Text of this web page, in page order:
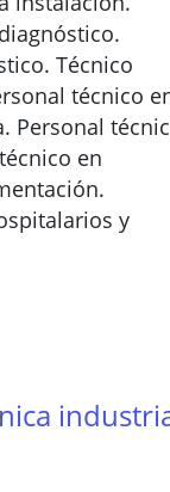
Técnico
técnico
Personal
en
y